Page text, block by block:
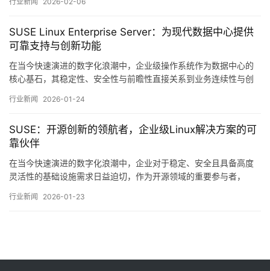
核心策略，这种分布式、异构的环境也带来了前所未有的复杂性，
理，如何保障关键业务在多变环境中的持续稳定与安…。
SUSE Linux Enterprise Server：为现代数据中心提供
可靠支持与创新功能
在当今快速演进的数字化浪潮中，企业级操作系统作为数据中心的
核心基石，其稳定性、安全性与前瞻性直接关系到业务连续性与创
历经市场考验的企业级Linux发行版，不仅继承了开源社区的创新活
靠性支撑与创…。
行业新闻 2026-01-24
SUSE：开源创新的领航者，企业级Linux解决方案的可
靠伙伴
在当今快速演进的数字化浪潮中，企业对于稳定、安全且具备高度
灵活性的基础设施需求日益迫切，作为开源领域的重要参与者，
解决方案市场占据一席之地，更以其独特的开源理念与实践，成为
行业新闻 2026-01-23